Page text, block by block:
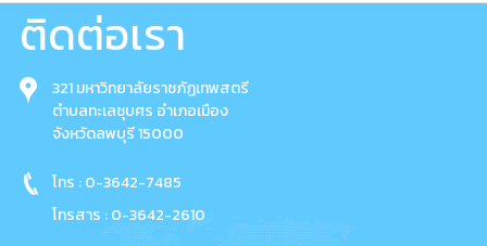
ติดต่อเรา
321 มหาวิทยาลัยราชภัฏเทพสตรี
ตำบลทะเลชุบศร อำเภอเมือง
จังหวัดลพบุรี 15000
โทร : 0-3642-7485
โทรสาร : 0-3642-2610